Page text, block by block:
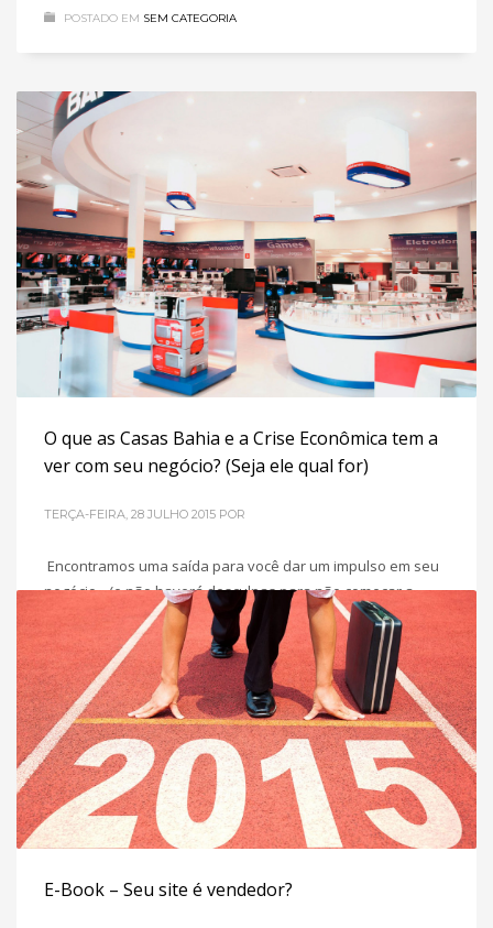
POSTADO EM SEM CATEGORIA
O que as Casas Bahia e a Crise Econômica tem a
ver com seu negócio? (Seja ele qual for)
TERÇA-FEIRA, 28 JULHO 2015 POR
Encontramos uma saída para você dar um impulso em seu
negócio…(e não haverá desculpas para não começar a
mudança agora!) Em um bate-papo informal aqui na
agência, estávamos tentando entender o motivo da maior
rede de varejo do país sempre sair apenas com alguns
arranhões em meio as diversas crises econômicas que já
passamos no Brasil, enquanto assistimos diversas
POSTADO EM MARKETING DIGITAL PARA PME´S
E-Book – Seu site é vendedor?